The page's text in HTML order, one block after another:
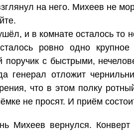
на него. Михеев не
и в комнате осталось то
ровно одно
поручик с быстрыми,
генерал отложит
что в этом полку
не просят. И приём
Михеев вернулся.